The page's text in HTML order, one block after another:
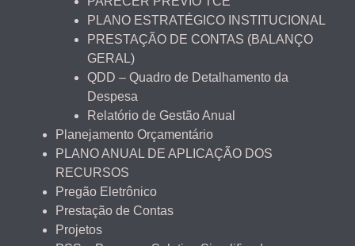
PLANO ESTRATÉGICO INSTITUCIONAL
PRESTAÇÃO DE CONTAS (BALANÇO
GERAL)
QDD – Quadro de Detalhamento da
Despesa
Relatório de Gestão Anual
Planejamento Orçamentário
PLANO ANUAL DE APLICAÇÃO DOS
RECURSOS
Pregão Eletrônico
Prestação de Contas
Projetos